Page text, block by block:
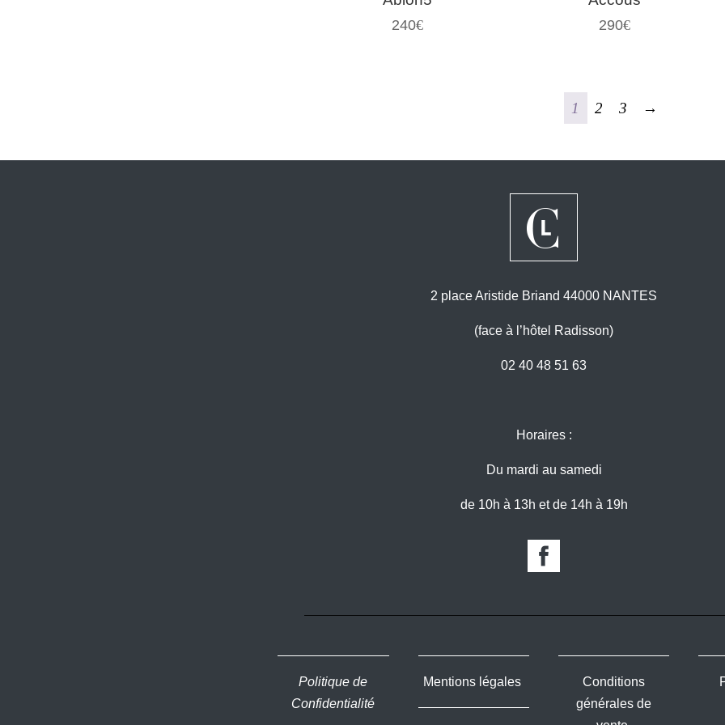
240€ 290€
1 2 3 →
2 place Aristide Briand 44000 NANTES
(face à l’hôtel Radisson)
02 40 48 51 63
Horaires :
Du mardi au samedi
de 10h à 13h et de 14h à 19h
Politique de
Confidentialité
Mentions légales
Conditions
générales de